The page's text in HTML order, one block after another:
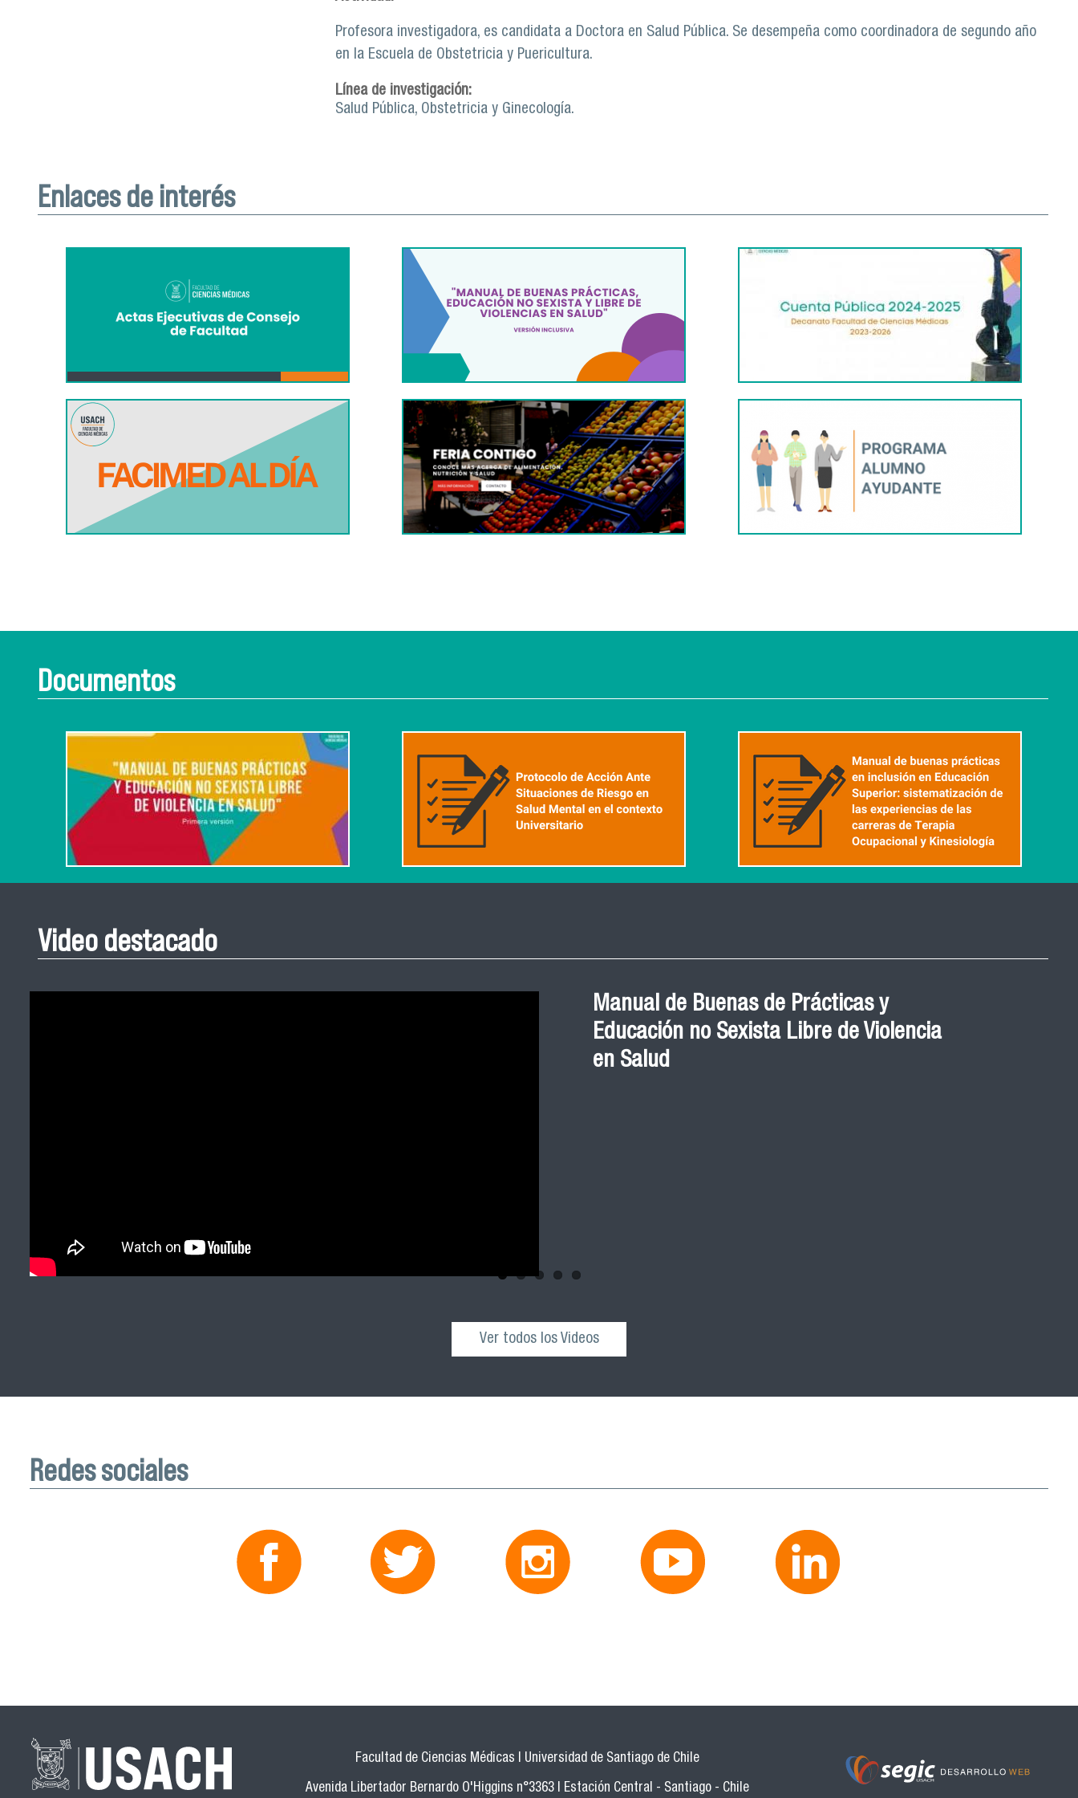
Profesora investigadora, es candidata a Doctora en Salud Pública. Se desempeña como coordinadora de segundo año
en la Escuela de Obstetricia y Puericultura.
Línea de investigación:
Salud Pública, Obstetricia y Ginecología.
Enlaces de interés
Documentos
Video destacado
Manual de Buenas de Prácticas y
Educación no Sexista Libre de Violencia
en Salud
Ver todos los Videos
Redes sociales
Facultad de Ciencias Médicas | Universidad de Santiago de Chile
Avenida Libertador Bernardo O'Higgins n°3363 | Estación Central - Santiago - Chile